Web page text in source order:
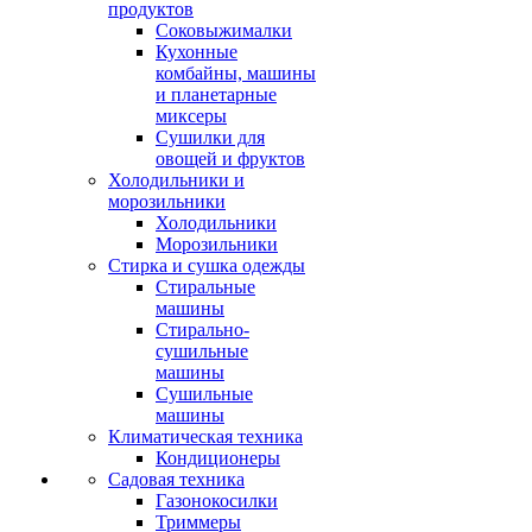
продуктов
Соковыжималки
Кухонные
комбайны, машины
и планетарные
миксеры
Сушилки для
овощей и фруктов
Холодильники и
морозильники
Холодильники
Морозильники
Стирка и сушка одежды
Стиральные
машины
Стирально-
сушильные
машины
Сушильные
машины
Климатическая техника
Кондиционеры
Садовая техника
Газонокосилки
Триммеры